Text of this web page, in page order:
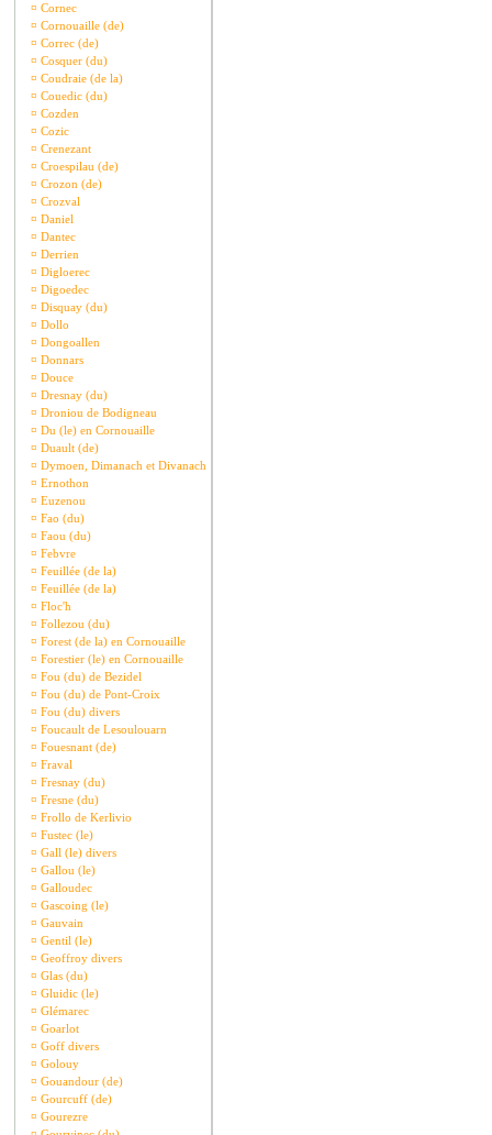
¤ Cornec
¤ Cornouaille (de)
¤ Correc (de)
¤ Cosquer (du)
¤ Coudraie (de la)
¤ Couedic (du)
¤ Cozden
¤ Cozic
¤ Crenezant
¤ Croespilau (de)
¤ Crozon (de)
¤ Crozval
¤ Daniel
¤ Dantec
¤ Derrien
¤ Digloerec
¤ Digoedec
¤ Disquay (du)
¤ Dollo
¤ Dongoallen
¤ Donnars
¤ Douce
¤ Dresnay (du)
¤ Droniou de Bodigneau
¤ Du (le) en Cornouaille
¤ Duault (de)
¤ Dymoen, Dimanach et Divanach
¤ Ernothon
¤ Euzenou
¤ Fao (du)
¤ Faou (du)
¤ Febvre
¤ Feuillée (de la)
¤ Feuillée (de la)
¤ Floc'h
¤ Follezou (du)
¤ Forest (de la) en Cornouaille
¤ Forestier (le) en Cornouaille
¤ Fou (du) de Bezidel
¤ Fou (du) de Pont-Croix
¤ Fou (du) divers
¤ Foucault de Lesoulouarn
¤ Fouesnant (de)
¤ Fraval
¤ Fresnay (du)
¤ Fresne (du)
¤ Frollo de Kerlivio
¤ Fustec (le)
¤ Gall (le) divers
¤ Gallou (le)
¤ Galloudec
¤ Gascoing (le)
¤ Gauvain
¤ Gentil (le)
¤ Geoffroy divers
¤ Glas (du)
¤ Gluidic (le)
¤ Glémarec
¤ Goarlot
¤ Goff divers
¤ Golouy
¤ Gouandour (de)
¤ Gourcuff (de)
¤ Gourezre